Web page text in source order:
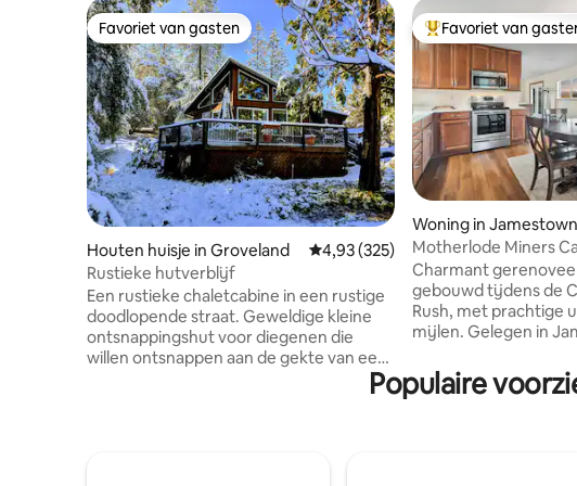
Favoriet van gasten
Favoriet van gasten
Houten huisje in Groveland Gemiddelde beoordeling van 4,93
4,93 (325)
Rustieke hutverblijf
Een rustieke chaletcabine in een rustige
doodlopende straat. Geweldige kleine
ontsnappingshut voor diegenen die
willen ontsnappen aan de gekte van een
een kleine groep van maximaal 5 (max)
Topfavoriet van
Favoriet van
Woning in Jamestown
Motherlode Miners
Yosemite.
Charmant
gebouwd tijdens de
Rush, met prachtige
mijlen. Gelegen in
Park Entrance in Big
twee huizen op meer
Populaire